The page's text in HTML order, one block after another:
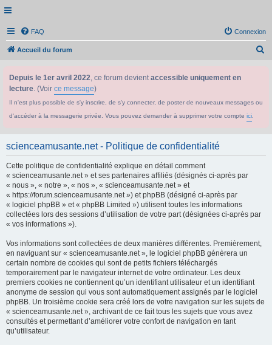
FAQ Connexion
Accueil du forum
Depuis le 1er avril 2022, ce forum devientaccessible uniquement en
lecture. (Voir ce message)
Il n'est plus possible de s'y inscrire, de s'y connecter, de poster de nouveaux messages ou
d'accéder à la messagerie privée. Vous pouvez demander à supprimer votre compte ici
scienceamusante.net - Politique de confidentialité
Cette politique de confidentialité explique en détail comment
« scienceamusante.net » et ses partenaires affiliés (désignés ci-après par
« nous », « notre », « nos », « scienceamusante.net » et
« https://forum.scienceamusante.net ») et phpBB (désigné ci-après par
« logiciel phpBB » et « phpBB Limited ») utilisent toutes les informations
collectées lors des sessions d’utilisation de votre part (désignées ci-après par
« vos informations »).
Vos informations sont collectées de deux manières différentes. Premièrement,
en naviguant sur « scienceamusante.net », le logiciel phpBB génèrera un
certain nombre de cookies qui sont de petits fichiers téléchargés
temporairement par le navigateur internet de votre ordinateur. Les deux
premiers cookies ne contiennent qu’un identifiant utilisateur et un identifiant
anonyme de session qui vous sont automatiquement assignés par le logiciel
phpBB. Un troisième cookie sera créé lors de votre navigation sur les sujets de
« scienceamusante.net », archivant de ce fait tous les sujets que vous avez
consultés et permettant d’améliorer votre confort de navigation en tant
qu’utilisateur.